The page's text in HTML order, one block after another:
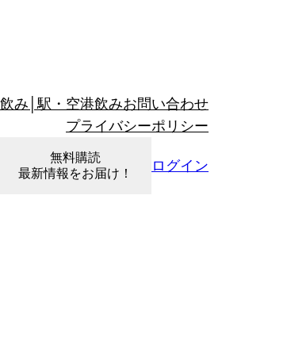
み│駅・空港飲みお問い合わせ
プライバシーポリシー
無料購読
最新情報をお届け！
ログイン